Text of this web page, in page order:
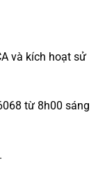
và kích hoạt sử
từ 8h00 sáng